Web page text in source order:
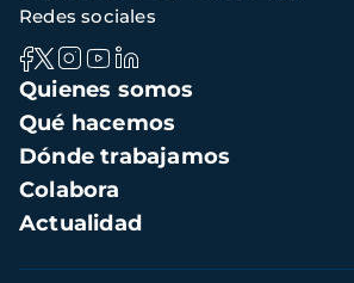
Navegación
principal
Quienes somos
Qué hacemos
Dónde trabajamos
Colabora
Actualidad
Redes sociales